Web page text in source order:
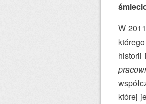
W
historii
której